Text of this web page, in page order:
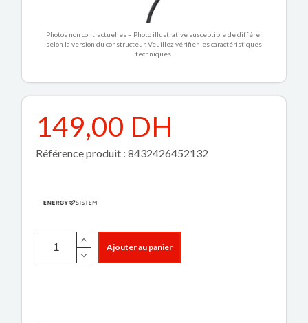
Photos non contractuelles – Photo illustrative susceptible de différer
selon la version du constructeur. Veuillez vérifier les caractéristiques
techniques.
149,00 DH
Référence produit : 8432426452132
Ajouter au panier